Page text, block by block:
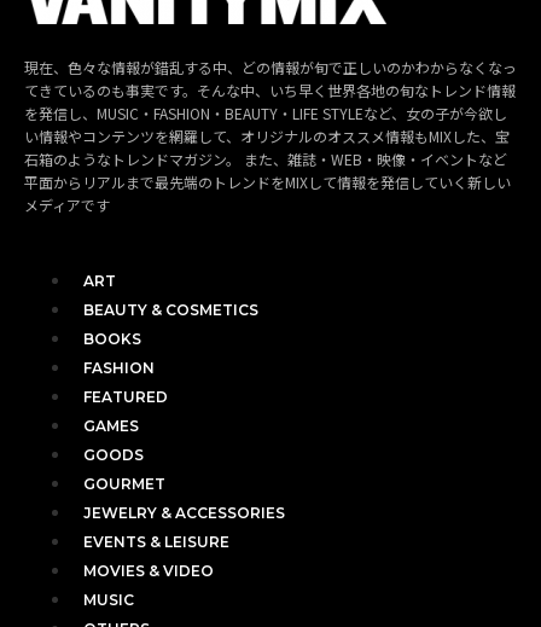
現在、色々な情報が錯乱する中、どの情報が旬で正しいのかわからなくなっ
てきているのも事実です。そんな中、いち早く世界各地の旬なトレンド情報
を発信し、MUSIC・FASHION・BEAUTY・LIFE STYLEなど、女の子が今欲し
い情報やコンテンツを網羅して、オリジナルのオススメ情報もMIXした、宝
石箱のようなトレンドマガジン。 また、雑誌・WEB・映像・イベントなど
平面からリアルまで最先端のトレンドをMIXして情報を発信していく新しい
メディアです
ART
BEAUTY & COSMETICS
BOOKS
FASHION
FEATURED
GAMES
GOODS
GOURMET
JEWELRY & ACCESSORIES
EVENTS & LEISURE
MOVIES & VIDEO
MUSIC